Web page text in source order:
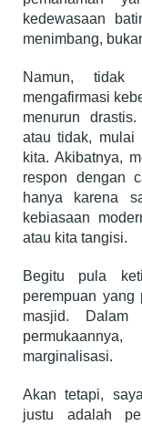
kedewasaan
menimbang,
Namun, tidak
mengafirmasi
menurun
atau tidak, mulai
kita. Akibatnya,
respon dengan
hanya karena
kebiasaan
atau kita tangisi.
Begitu pula
perempuan yang
masjid. Dalam
marginalisasi.
Akan tetapi,
justu adalah